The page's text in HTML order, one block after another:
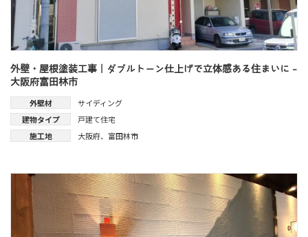
外壁・屋根塗装工事｜ダブルトーン仕上げで立体感ある住まいに -
大阪府富田林市
外壁材
サイディング
建物タイプ
戸建て住宅
施工地
大阪府、 富田林市